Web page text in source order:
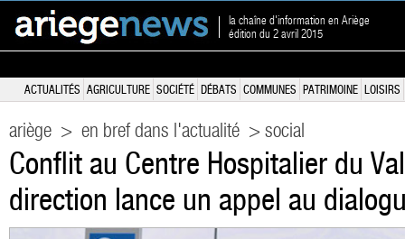
la chaîne d'information en Ariège
édition du 2 avril 2015
ACTUALITÉS AGRICULTURE SOCIÉTÉ DÉBATS COMMUNES PATRIMOINE LOISIRS
ariège > en bref dans l'actualité > social
Conflit au Centre Hospitalier du
direction lance un appel au